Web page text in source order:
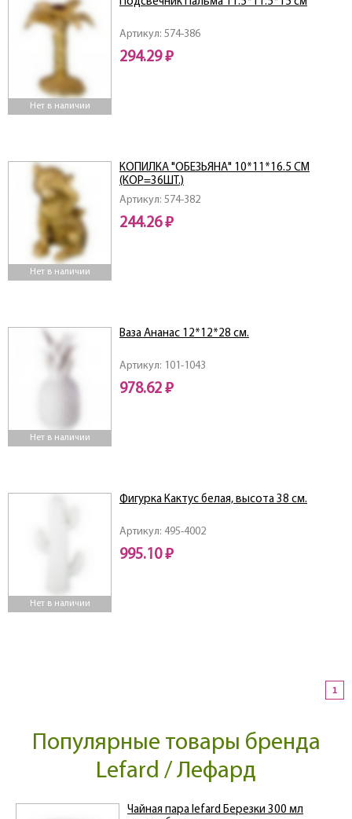
Нет в наличии
Артикул: 574-386
294.29 ₽
Нет в наличии
Артикул: 574-382
КОПИЛКА "ОБЕЗЬЯНА" 10*11*16.5 СМ
(КОР=36ШТ.)
244.26 ₽
Нет в наличии
Артикул: 101-1043
Ваза Ананас 12*12*28 см.
978.62 ₽
Нет в наличии
Артикул: 495-4002
Фигурка Кактус белая, высота 38 см.
995.10 ₽
1
Популярные товары бренда
Lefard / Лефард
Чайная пара lefard Березки 300 мл